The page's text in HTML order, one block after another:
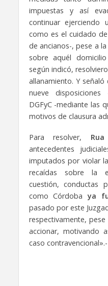
impuestas y así
continuar ejerciendo
como es el cuidado
de ancianos-, pese a
sobre aquél
según indicó,
allanamiento. Y
nueve
DGFyC -mediante las
motivos de clausura
Para resolver, Rua
antecedentes
imputados por violar
recaídas sobre la
cuestión, conductas
como Córdobaya
pasado por este
respectivamente,
accionar, motivando
caso contravencional».-